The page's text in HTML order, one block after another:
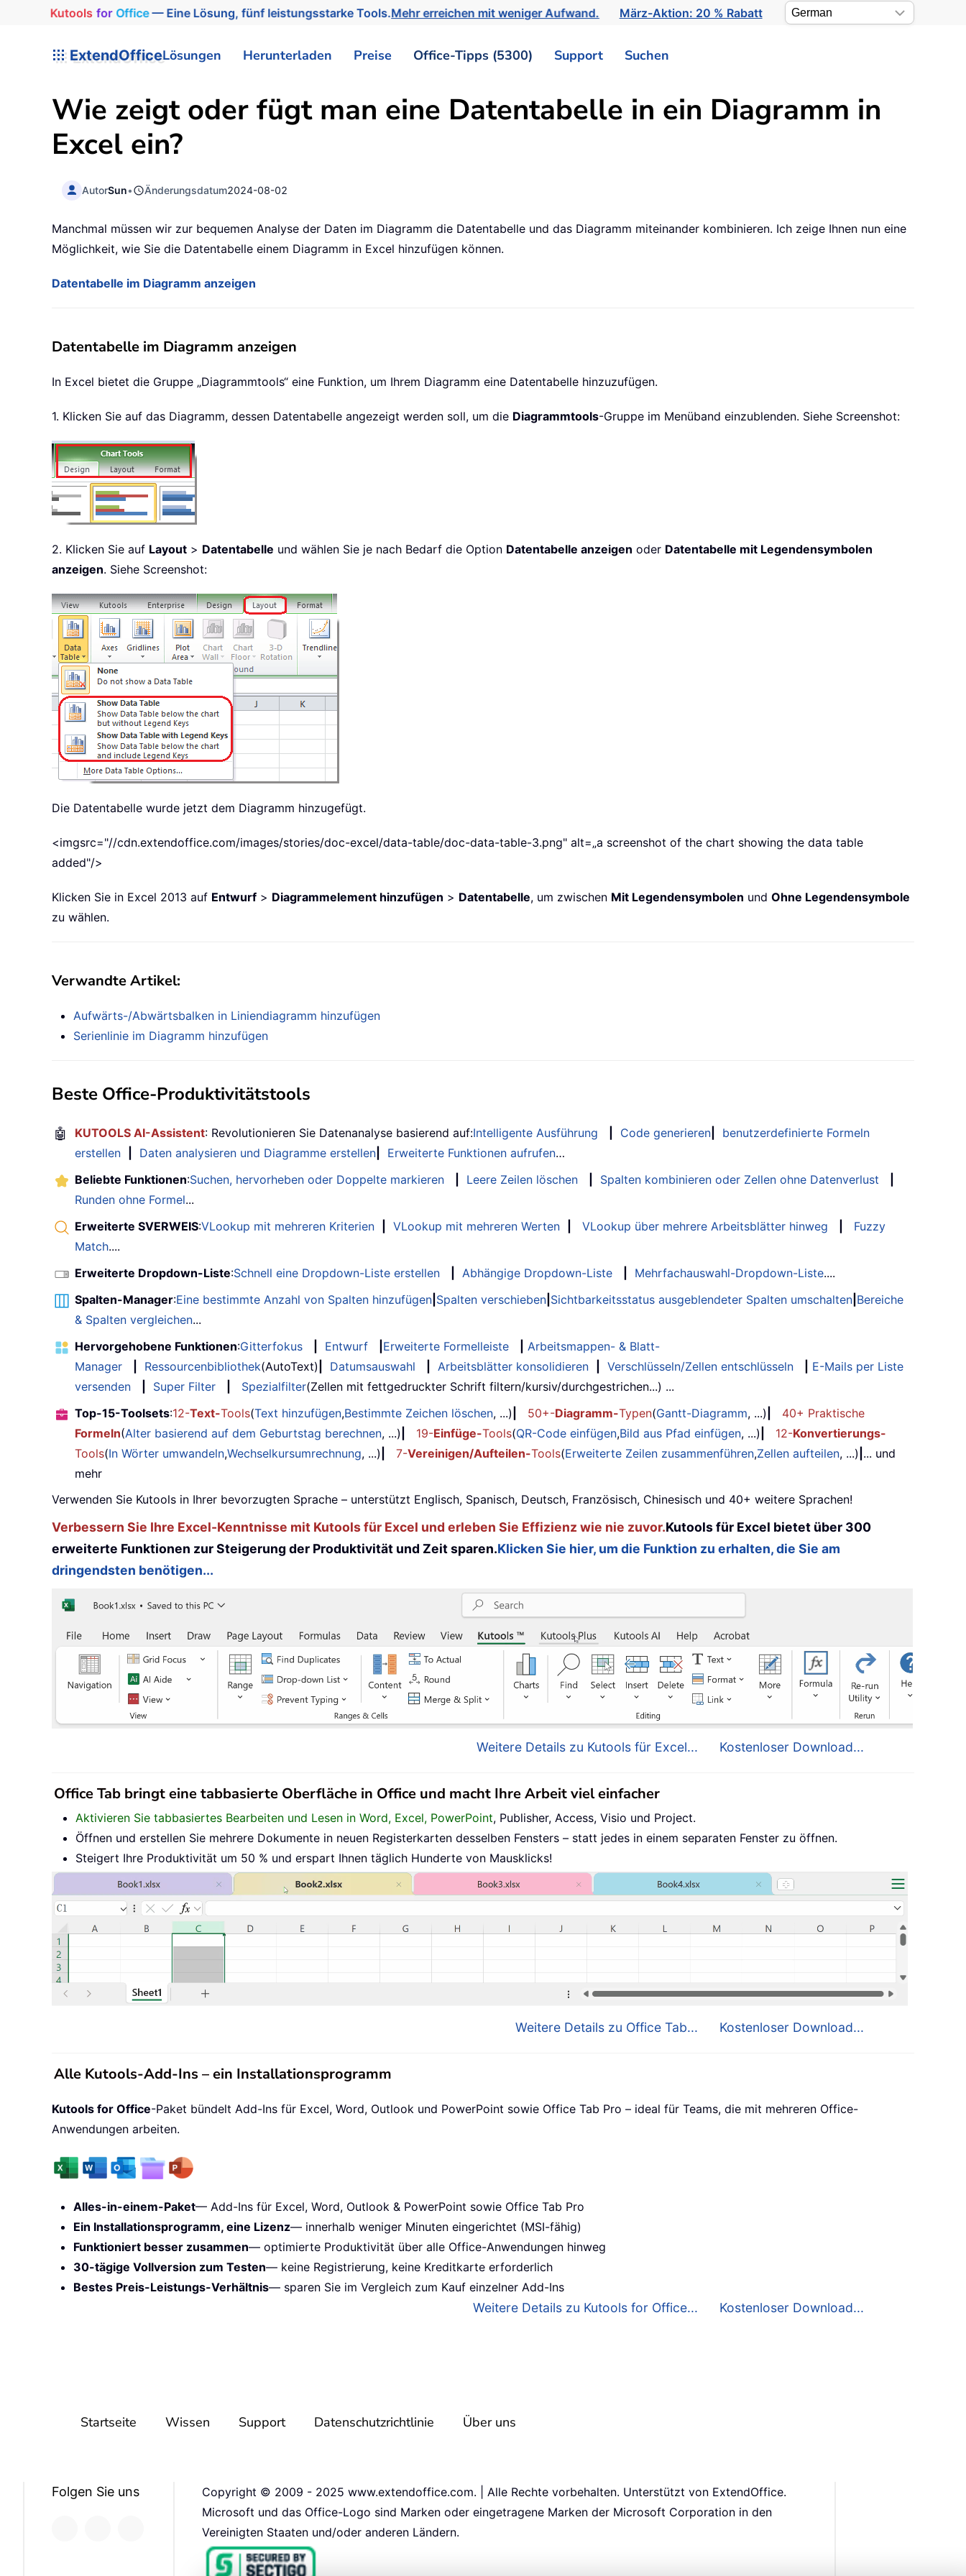
Kutools for Office— Eine Lösung, fünf leistungsstarke Tools.Mehr erreichen mit weniger Aufwand. März-Aktion: 20 % Rabatt
ExtendOfficeLösungen Herunterladen Preise Office-Tipps (5300) Support Suchen
Wie zeigt oder fügt man eine Datentabelle in ein Diagramm in
Excel ein?
AutorSun• Änderungsdatum2024-08-02
Manchmal müssen wir zur bequemen Analyse der Daten im Diagramm die Datentabelle und das Diagramm miteinander kombinieren. Ich zeige Ihnen nun eine
Möglichkeit, wie Sie die Datentabelle einem Diagramm in Excel hinzufügen können.
Datentabelle im Diagramm anzeigen
Datentabelle im Diagramm anzeigen
In Excel bietet die Gruppe „Diagrammtools“ eine Funktion, um Ihrem Diagramm eine Datentabelle hinzuzufügen.
1. Klicken Sie auf das Diagramm, dessen Datentabelle angezeigt werden soll, um die Diagrammtools-Gruppe im Menüband einzublenden. Siehe Screenshot:
2. Klicken Sie auf Layout > Datentabelle und wählen Sie je nach Bedarf die Option Datentabelle anzeigen oder Datentabelle mit Legenden­symbolen
anzeigen. Siehe Screenshot:
Die Datentabelle wurde jetzt dem Diagramm hinzugefügt.
<imgsrc="//cdn.extendoffice.com/images/stories/doc-excel/data-table/doc-data-table-3.png" alt=„a screenshot of the chart showing the data table
added"/>
Klicken Sie in Excel 2013 auf Entwurf > Diagrammelement hinzufügen > Datentabelle, um zwischen Mit Legenden­symbolen und Ohne Legenden­symbole
zu wählen.
Verwandte Artikel:
Aufwärts-/Abwärtsbalken in Liniendiagramm hinzufügen
Serienlinie im Diagramm hinzufügen
Beste Office-Produktivitätstools
🤖 KUTOOLS AI-Assistent: Revolutionieren Sie Datenanalyse basierend auf:Intelligente Ausführung Code generieren
benutzerdefinierte Formeln
erstellen
Daten analysieren und Diagramme erstellen Erweiterte Funktionen aufrufen…
Beliebte Funktionen:Suchen, hervorheben oder Doppelte markieren Leere Zeilen löschen Spalten kombinieren oder Zellen ohne Datenverlust
Runden ohne Formel...
Erweiterte SVERWEIS:VLookup mit mehreren Kriterien VLookup mit mehreren Werten VLookup über mehrere Arbeitsblätter hinweg
Fuzzy
Match....
Erweiterte Dropdown-Liste:Schnell eine Dropdown-Liste erstellen Abhängige Dropdown-Liste Mehrfachauswahl-Dropdown-Liste....
Spalten-Manager:Eine bestimmte Anzahl von Spalten hinzufügen Spalten verschieben Sichtbarkeitsstatus ausgeblendeter Spalten umschalten Bereiche
& Spalten vergleichen...
Hervorgehobene Funktionen:Gitterfokus Entwurf Erweiterte Formelleiste
Arbeitsmappen- & Blatt-
Manager
Ressourcenbibliothek(AutoText) Datumsauswahl Arbeitsblätter konsolidieren Verschlüsseln/Zellen entschlüsseln
E-Mails per Liste
versenden
Super Filter Spezialfilter(Zellen mit fettgedruckter Schrift filtern/kursiv/durchgestrichen...) ...
Top-15-Toolsets:12-Text-Tools(Text hinzufügen,Bestimmte Zeichen löschen, ...) 50+-Diagramm-Typen(Gantt-Diagramm, ...)
40+ Praktische
Formeln(Alter basierend auf dem Geburtstag berechnen, ...) 19-Einfüge-Tools(QR-Code einfügen,Bild aus Pfad einfügen, ...) 12-Konvertierungs-
Tools(In Wörter umwandeln,Wechselkursumrechnung, ...) 7-Vereinigen/Aufteilen-Tools(Erweiterte Zeilen zusammenführen,Zellen aufteilen, ...) ... und
mehr
Verwenden Sie Kutools in Ihrer bevorzugten Sprache – unterstützt Englisch, Spanisch, Deutsch, Französisch, Chinesisch und 40+ weitere Sprachen!
Verbessern Sie Ihre Excel-Kenntnisse mit Kutools für Excel und erleben Sie Effizienz wie nie zuvor.Kutools für Excel bietet über 300
erweiterte Funktionen zur Steigerung der Produktivität und Zeit sparen.Klicken Sie hier, um die Funktion zu erhalten, die Sie am
dringendsten benötigen...
Weitere Details zu Kutools für Excel... Kostenloser Download...
Office Tab bringt eine tabbasierte Oberfläche in Office und macht Ihre Arbeit viel einfacher
Aktivieren Sie tabbasiertes Bearbeiten und Lesen in Word, Excel, PowerPoint, Publisher, Access, Visio und Project.
Öffnen und erstellen Sie mehrere Dokumente in neuen Registerkarten desselben Fensters – statt jedes in einem separaten Fenster zu öffnen.
Steigert Ihre Produktivität um 50 % und erspart Ihnen täglich Hunderte von Mausklicks!
Weitere Details zu Office Tab... Kostenloser Download...
Alle Kutools-Add-Ins – ein Installationsprogramm
Kutools for Office-Paket bündelt Add-Ins für Excel, Word, Outlook und PowerPoint sowie Office Tab Pro – ideal für Teams, die mit mehreren Office-
Anwendungen arbeiten.
Alles-in-einem-Paket— Add-Ins für Excel, Word, Outlook & PowerPoint sowie Office Tab Pro
Ein Installationsprogramm, eine Lizenz— innerhalb weniger Minuten eingerichtet (MSI-fähig)
Funktioniert besser zusammen— optimierte Produktivität über alle Office-Anwendungen hinweg
30-tägige Vollversion zum Testen— keine Registrierung, keine Kreditkarte erforderlich
Bestes Preis-Leistungs-Verhältnis— sparen Sie im Vergleich zum Kauf einzelner Add-Ins
Weitere Details zu Kutools for Office... Kostenloser Download...
Startseite Wissen Support Datenschutzrichtlinie Über uns
Folgen Sie uns
Copyright © 2009 - 2025 www.extendoffice.com. | Alle Rechte vorbehalten. Unterstützt von ExtendOffice.
Microsoft und das Office-Logo sind Marken oder eingetragene Marken der Microsoft Corporation in den
Vereinigten Staaten und/oder anderen Ländern.